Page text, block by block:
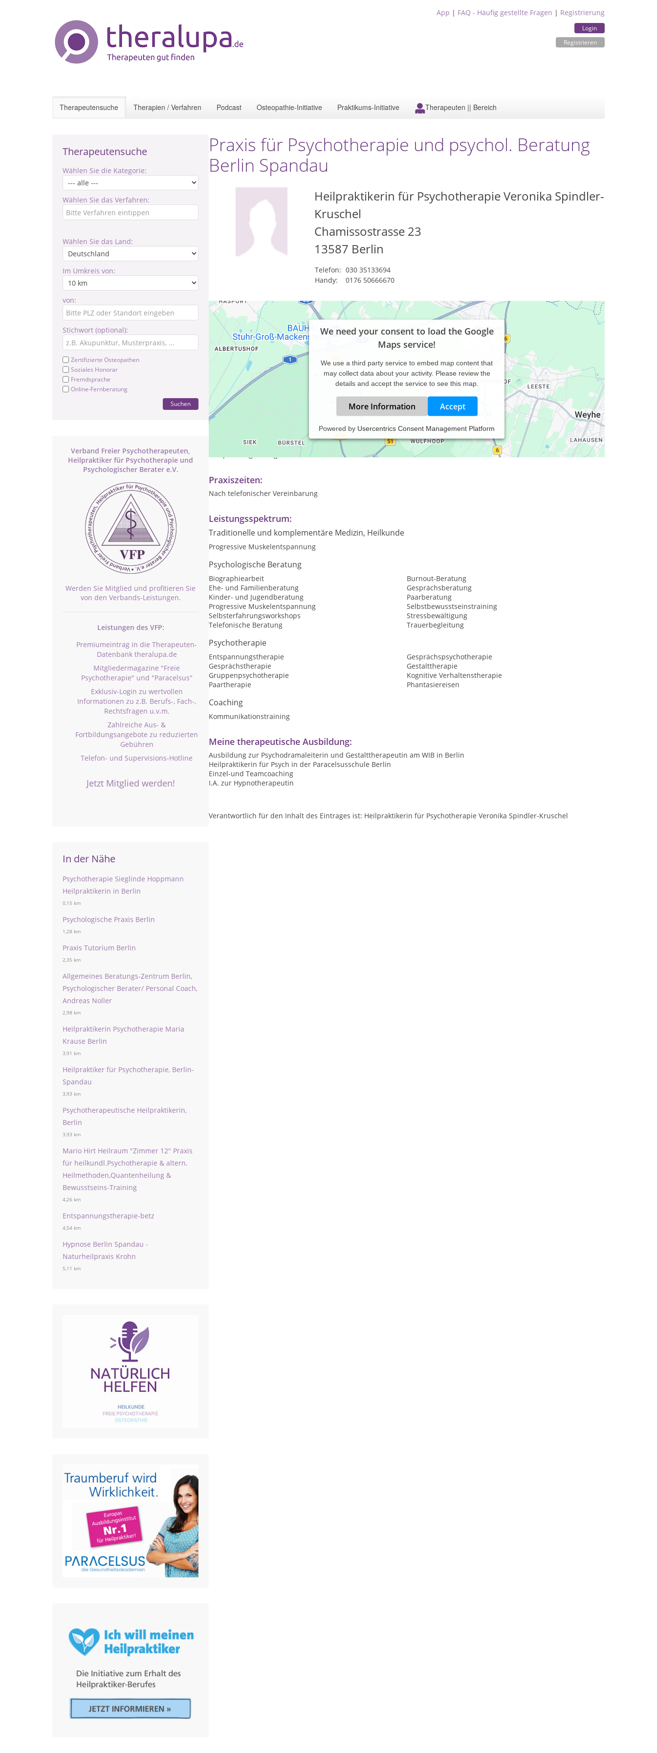
App | FAQ - Häufig gestellte Fragen | Registrierung
Login
Registrieren
Therapeutensuche Therapien / Verfahren Podcast Osteopathie-Initiative Praktikums-Initiative Therapeuten || Bereich
Therapeutensuche
Wählen Sie die Kategorie:
Wählen Sie das Verfahren:
Wählen Sie das Land:
Im Umkreis von:
von:
Stichwort (optional):
Zertifizierte Osteopathen
Soziales Honorar
Fremdsprache
Online-Fernberatung
Suchen
Verband Freier Psychotherapeuten,
Heilpraktiker für Psychotherapie und
Psychologischer Berater e.V.
Werden Sie Mitglied und profitieren Sie
von den Verbands-Leistungen.
Leistungen des VFP:
Premiumeintrag in die Therapeuten-
Datenbank theralupa.de
Mitgliedermagazine "Freie
Psychotherapie" und "Paracelsus"
Exklusiv-Login zu wertvollen
Informationen zu z.B. Berufs-, Fach-,
Rechtsfragen u.v.m.
Zahlreiche Aus- &
Fortbildungsangebote zu reduzierten
Gebühren
Telefon- und Supervisions-Hotline
Jetzt Mitglied werden!
In der Nähe
Psychotherapie Sieglinde Hoppmann
Heilpraktikerin in Berlin
0,15 km
Psychologische Praxis Berlin
1,28 km
Praxis Tutorium Berlin
2,35 km
Allgemeines Beratungs-Zentrum Berlin,
Psychologischer Berater/ Personal Coach,
Andreas Noller
2,98 km
Heilpraktikerin Psychotherapie Maria
Krause Berlin
3,91 km
Heilpraktiker für Psychotherapie, Berlin-
Spandau
3,93 km
Psychotherapeutische Heilpraktikerin,
Berlin
3,93 km
Mario Hirt Heilraum "Zimmer 12" Praxis
für heilkundl.Psychotherapie & altern.
Heilmethoden,Quantenheilung &
Bewusstseins-Training
4,26 km
Entspannungstherapie-betz
4,54 km
Hypnose Berlin Spandau -
Naturheilpraxis Krohn
5,11 km
Praxis für Psychotherapie und psychol. Beratung
Berlin Spandau
Heilpraktikerin für Psychotherapie Veronika Spindler-
Kruschel
Chamissostrasse 23
13587 Berlin
Telefon: 030 35133694
Handy:
0176 50666670
We need your consent to load the Google
Maps service!
We use a third party service to embed map content that
may collect data about your activity. Please review the
details and accept the service to see this map.
More Information Accept
Powered by Usercentrics Consent Management Platform
Einzel-,-Paar-und Familientherapie
Gesprächsgruppen, Selbsterfahrungsgruppen
Praxiszeiten:
Nach telefonischer Vereinbarung
Leistungsspektrum:
Traditionelle und komplementäre Medizin, Heilkunde
Progressive Muskelentspannung
Psychologische Beratung
Biographiearbeit
Burnout-Beratung
Ehe- und Familienberatung
Gesprächsberatung
Kinder- und Jugendberatung
Paarberatung
Progressive Muskelentspannung
Selbstbewusstseinstraining
Selbsterfahrungsworkshops
Stressbewältigung
Telefonische Beratung
Trauerbegleitung
Psychotherapie
Entspannungstherapie
Gesprächspsychotherapie
Gesprächstherapie
Gestalttherapie
Gruppenpsychotherapie
Kognitive Verhaltenstherapie
Paartherapie
Phantasiereisen
Coaching
Kommunikationstraining
Meine therapeutische Ausbildung:
Ausbildung zur Psychodramaleiterin und Gestalttherapeutin am WIB in Berlin
Heilpraktikerin für Psych in der Paracelsusschule Berlin
Einzel-und Teamcoaching
I.A. zur Hypnotherapeutin
Verantwortlich für den Inhalt des Eintrages ist: Heilpraktikerin für Psychotherapie Veronika Spindler-Kruschel